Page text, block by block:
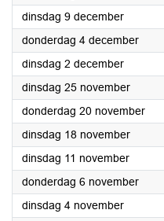
dinsdag 9 december2025
donderdag 4 december2025
dinsdag 2 december2025
dinsdag 25 november2025
donderdag 20 november2025
dinsdag 18 november2025
dinsdag 11 november2025
donderdag 6 november2025
dinsdag 4 november2025